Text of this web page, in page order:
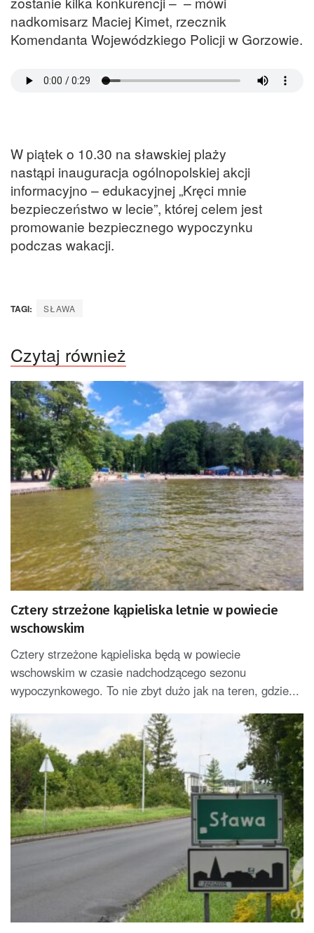
nadkomisarz Maciej Kimet, rzecznik
Komendanta Wojewódzkiego Policji w Gorzowie.
W piątek o 10.30 na sławskiej plaży
nastąpi inauguracja ogólnopolskiej akcji
informacyjno – edukacyjnej „Kręci mnie
bezpieczeństwo w lecie”, której celem jest
promowanie bezpiecznego wypoczynku
podczas wakacji.
TAGI: SŁAWA
Czytaj również
Cztery strzeżone kąpieliska letnie w powiecie
wschowskim
Cztery strzeżone kąpieliska będą w powiecie
wschowskim w czasie nadchodzącego sezonu
wypoczynkowego. To nie zbyt dużo jak na teren, gdzie...